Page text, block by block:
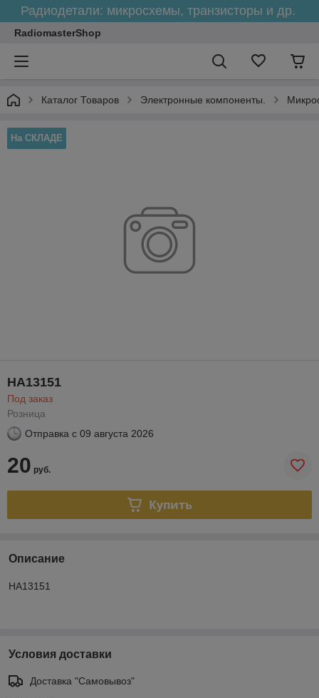
Радиодетали: микросхемы, транзисторы и др.
RadiomasterShop
Каталог Товаров Электронные компоненты.
На СКЛАДЕ
HA13151
Под заказ
Розница
Отправка с 09 августа 2026
20 руб.
Купить
Описание
HA13151
Условия доставки
Доставка "Самовывоз"